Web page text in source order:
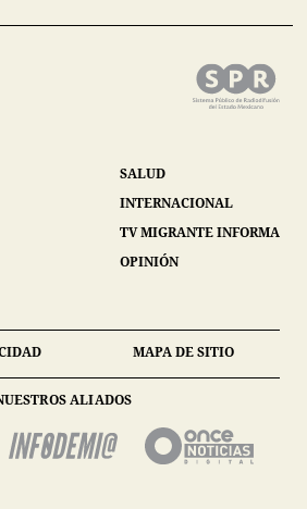
SALUD
INTERNACIONAL
TV MIGRANTE INFORMA
OPINIÓN
MAPA DE SITIO
ALIADOS